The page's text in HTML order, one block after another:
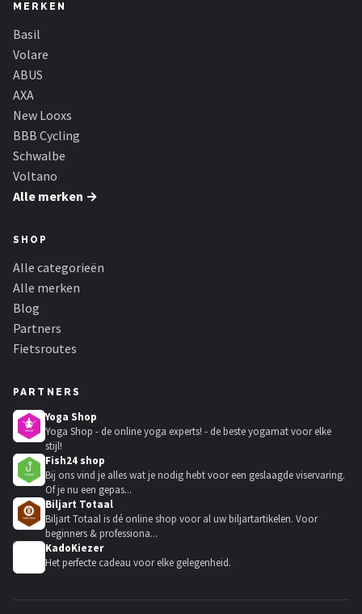
MERKEN
Basil
Volare
ABUS
AXA
New Looxs
BBB Cycling
Schwalbe
Voltano
Alle merken →
SHOP
Alle categorieën
Alle merken
Blog
Partners
Fietsroutes
PARTNERS
Yoga Shop
Yoga Shop - de online yoga experts! - de beste yogamat voor elke
stijl!
Fish24 shop
Bij ons vind je alles wat je nodig hebt voor een geslaagde viservaring.
Of je nu een gepas...
Biljart Totaal
Biljart Totaal is dé online shop voor al uw biljartartikelen. Voor
beginners & professiona...
KadoKiezer
Het perfecte cadeau voor elke gelegenheid.